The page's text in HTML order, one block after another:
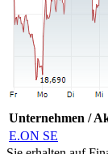
Unternehmen /
E.ON SE